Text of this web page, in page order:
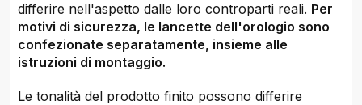
differire nell'aspetto dalle loro controparti reali. Per
motivi di sicurezza, le lancette dell'orologio sono
confezionate separatamente, insieme alle
istruzioni di montaggio.
Le tonalità del prodotto finito possono differire